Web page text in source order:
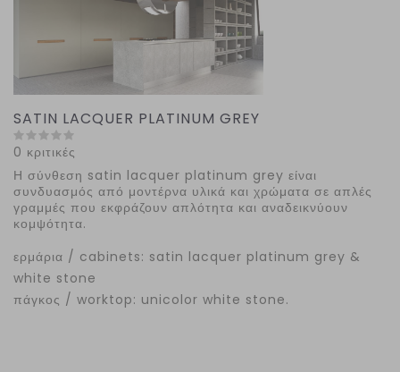
SATIN LACQUER PLATINUM GREY
0 κριτικές
Η σύνθεση satin lacquer platinum grey είναι
συνδυασμός από μοντέρνα υλικά και χρώματα σε απλές
γραμμές που εκφράζουν απλότητα και αναδεικνύουν
κομψότητα.
ερμάρια / cabinets: satin lacquer platinum grey &
white stone
πάγκος / worktop: unicolor white stone.